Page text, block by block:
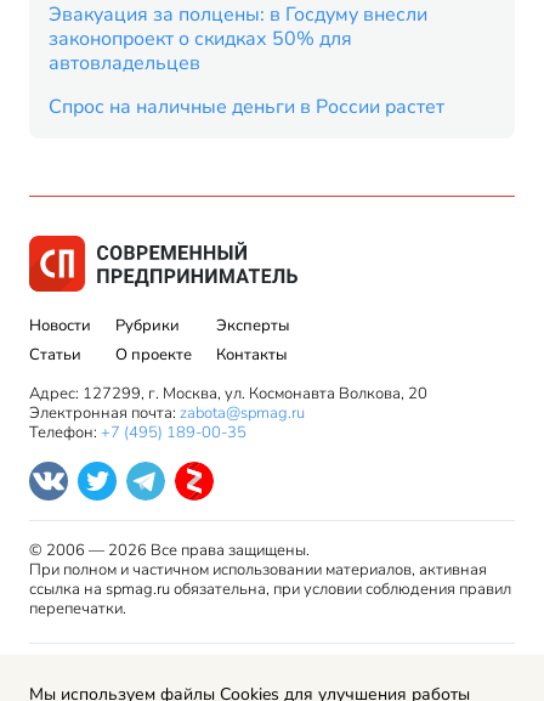
Эвакуация за полцены: в Госдуму внесли
законопроект о скидках 50% для
автовладельцев
Спрос на наличные деньги в России растет
Новости
Статьи
Рубрики
О проекте
Эксперты
Контакты
Адрес: 127299, г. Москва, ул. Космонавта Волкова, 20
Электронная почта: zabota@spmag.ru
Телефон: +7 (495) 189-00-35
© 2006 — 2026 Все права защищены.
При полном и частичном использовании материалов, активная
ссылка на spmag.ru обязательна, при условии соблюдения правил
перепечатки.
права
Мы используем файлы Cookies для улучшения работы